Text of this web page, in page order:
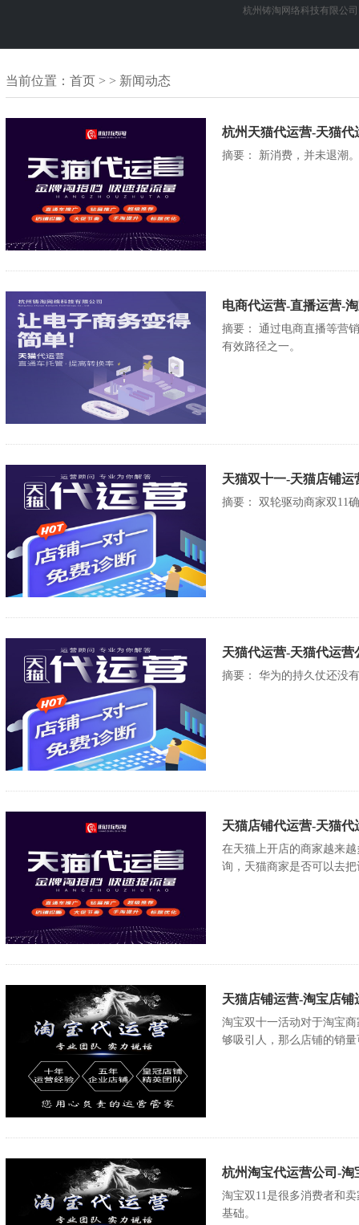
杭州铸淘网络科技有限公司
当前位置： 首页 > > 新闻动态
杭州天猫代运营-天猫代
摘要： 新消费，并未退潮。
电商代运营-直播运营-
摘要： 通过电商直播等营
有效路径之一。
天猫双十一-天猫店铺
摘要： 双轮驱动商家双11
天猫代运营-天猫代运
摘要： 华为的持久仗还没
天猫店铺代运营-天猫
在天猫上开店的商家越来
询，天猫商家是否可以去
天猫店铺运营-淘宝店
淘宝双十一活动对于淘宝
够吸引人，那么店铺的销
杭州淘宝代运营公司-淘
淘宝双11是很多消费者和
基础。